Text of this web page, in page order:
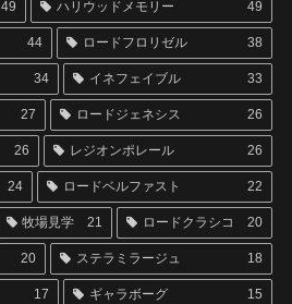
49 ハリウッドメモリー 49
44 ロードフロリゼル 38
34 イネフェイブル 33
27 ロードジェネシス 26
26 レジオンポレール 26
24 ロードベルファスト 22
牧場見学 21 ロードクラシコ 20
20 ステラミラージュ 18
17 ギャラボーグ 15